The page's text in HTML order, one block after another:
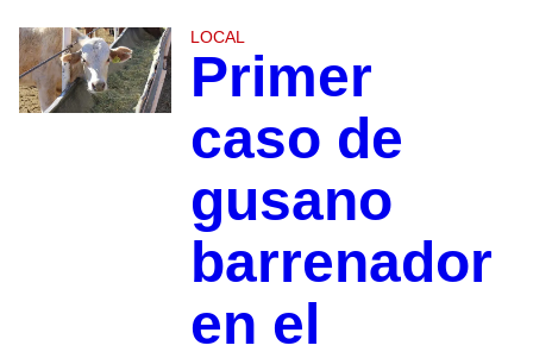
LOCAL
Primer
caso de
gusano
barrenador
en el